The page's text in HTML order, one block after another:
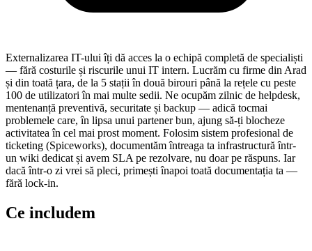
Externalizarea IT-ului îți dă acces la o echipă completă de specialiști
— fără costurile și riscurile unui IT intern. Lucrăm cu firme din Arad
și din toată țara, de la 5 stații în două birouri până la rețele cu peste
100 de utilizatori în mai multe sedii. Ne ocupăm zilnic de helpdesk,
mentenanță preventivă, securitate și backup — adică tocmai
problemele care, în lipsa unui partener bun, ajung să-ți blocheze
activitatea în cel mai prost moment. Folosim sistem profesional de
ticketing (Spiceworks), documentăm întreaga ta infrastructură într-
un wiki dedicat și avem SLA pe rezolvare, nu doar pe răspuns. Iar
dacă într-o zi vrei să pleci, primești înapoi toată documentația ta —
fără lock-in.
Ce includem